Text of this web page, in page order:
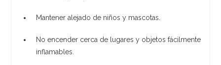
Mantener alejado de niños y mascotas.
No encender cerca de lugares y objetos fácilmente
inflamables.